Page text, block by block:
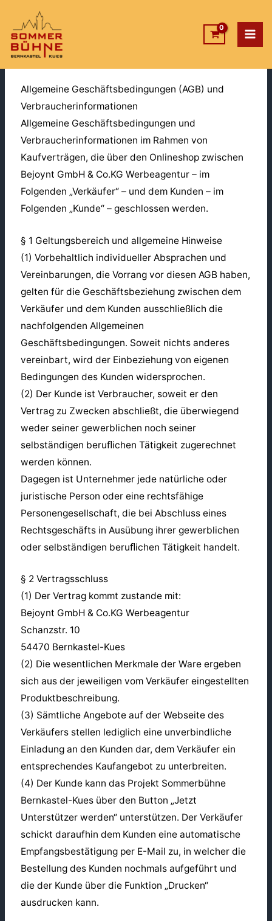
Inhalt
springen
AGB
Allgemeine Geschäftsbedingungen (AGB) und
Verbraucherinformationen
Allgemeine Geschäftsbedingungen und
Verbraucherinformationen im Rahmen von
Kaufverträgen, die über den Onlineshop zwischen
Bejoynt GmbH & Co.KG Werbeagentur – im
Folgenden „Verkäufer“ – und dem Kunden – im
Folgenden „Kunde“ – geschlossen werden.
§ 1 Geltungsbereich und allgemeine Hinweise
(1) Vorbehaltlich individueller Absprachen und
Vereinbarungen, die Vorrang vor diesen AGB haben,
gelten für die Geschäftsbeziehung zwischen dem
Verkäufer und dem Kunden ausschließlich die
nachfolgenden Allgemeinen
Geschäftsbedingungen. Soweit nichts anderes
vereinbart, wird der Einbeziehung von eigenen
Bedingungen des Kunden widersprochen.
(2) Der Kunde ist Verbraucher, soweit er den
Vertrag zu Zwecken abschließt, die überwiegend
weder seiner gewerblichen noch seiner
selbständigen beruﬂichen Tätigkeit zugerechnet
werden können.
Dagegen ist Unternehmer jede natürliche oder
juristische Person oder eine rechtsfähige
Personengesellschaft, die bei Abschluss eines
Rechtsgeschäfts in Ausübung ihrer gewerblichen
oder selbständigen beruﬂichen Tätigkeit handelt.
§ 2 Vertragsschluss
(1) Der Vertrag kommt zustande mit:
Bejoynt GmbH & Co.KG Werbeagentur
Schanzstr. 10
54470 Bernkastel-Kues
(2) Die wesentlichen Merkmale der Ware ergeben
sich aus der jeweiligen vom Verkäufer eingestellten
Produktbeschreibung.
(3) Sämtliche Angebote auf der Webseite des
Verkäufers stellen lediglich eine unverbindliche
Einladung an den Kunden dar, dem Verkäufer ein
entsprechendes Kaufangebot zu unterbreiten.
(4) Der Kunde kann das Projekt Sommerbühne
Bernkastel-Kues über den Button „Jetzt
Unterstützer werden“ unterstützen. Der Verkäufer
schickt daraufhin dem Kunden eine automatische
Empfangsbestätigung per E-Mail zu, in welcher die
Bestellung des Kunden nochmals aufgeführt und
die der Kunde über die Funktion „Drucken“
ausdrucken kann.